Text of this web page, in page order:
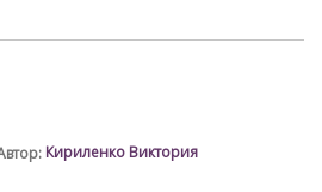
Кириленко Виктория